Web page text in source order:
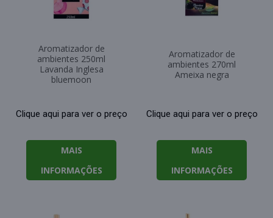
Aromatizador de
ambientes 250ml
Lavanda Inglesa
bluemoon
Clique aqui para ver o preço
MAIS
INFORMAÇÕES
Aromatizador de
ambientes 270ml
Ameixa negra
Clique aqui para ver o preço
MAIS
INFORMAÇÕES